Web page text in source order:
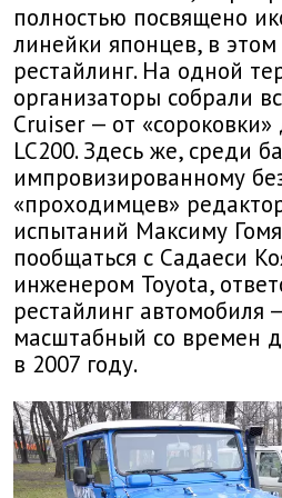
полностью посвящено
линейки японцев, в
рестайлинг. На одной
организаторы собрали
Cruiser — от «сороковки»
LC200. Здесь же, среди
импровизированному
«проходимцев»
испытаний Максиму
пообщаться с Садаеси
инженером Toyota,
рестайлинг автомобиля
масштабный со времен
в 2007 году.